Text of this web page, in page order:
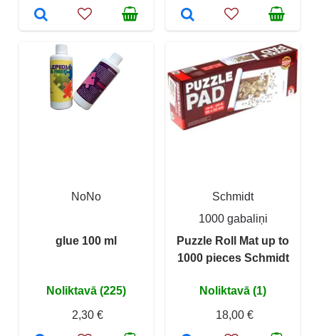
NoNo
glue 100 ml
Noliktavā (225)
2,30 €
Schmidt
1000 gabaliņi
Puzzle Roll Mat up to
1000 pieces Schmidt
Noliktavā (1)
18,00 €